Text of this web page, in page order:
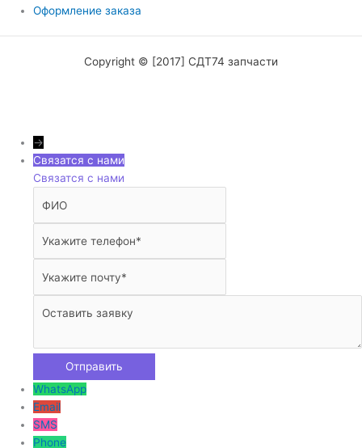
Оформление заказа
Copyright © [2017] СДТ74 запчасти
→
Связатся с нами
Связатся с нами
WhatsApp
Email
SMS
Phone